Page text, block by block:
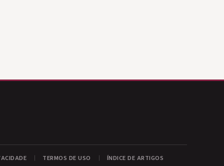
TERMOS DE USO ÍNDICE DE ARTIGOS